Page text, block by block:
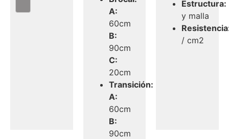
A:
60cm
B:
90cm
C:
20cm
Transición:
A:
60cm
B:
90cm
Estructura:
y malla
/ cm2